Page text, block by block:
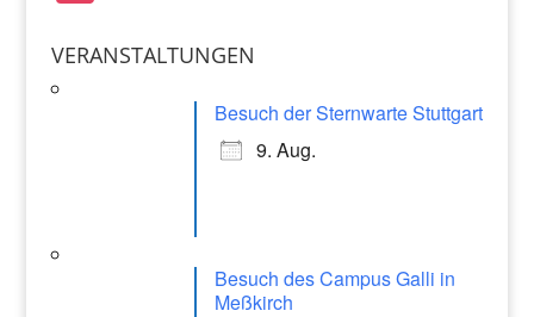
o p
a
VERANSTALTUNGEN
Besuch der Sternwarte Stuttgart
9. Aug.
Besuch des Campus Galli in
Meßkirch